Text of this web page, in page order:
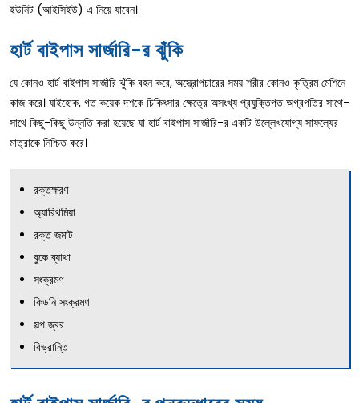
ইউনিট (আইসিইউ) এ নিয়ে যাবেন।
হার্ট বাইপাস সার্জারি-র ঝুঁকি
যে কোনও হার্ট বাইপাস সার্জারি ঝুঁকি বহন করে, অস্ত্রোপচারের সময় শরীর কোনও কৃত্রিম মেশিনে
কাজ করে। যাইহোক, গত কয়েক দশকে চিকিৎসার ক্ষেত্রে অসংখ্য প্রযুক্তিগত অগ্রগতির সাথে-
সাথে কিছু-কিছু উন্নতি করা হয়েছে যা হার্ট বাইপাস সার্জারি-র একটি উল্লেখযোগ্য সাফল্যের
মাত্রাকে নিশ্চিত করে।
রক্তক্ষরণ
অ্যারিথমিয়া
রক্ত জমাট
বুকে ব্যাথা
সংক্রমণ
কিডনি সংক্রমণ
সল্প জ্বর
বিভ্রান্তি